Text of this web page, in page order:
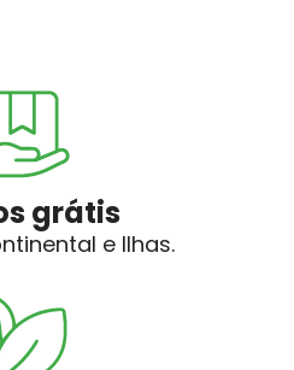
grátis
e Ilhas.